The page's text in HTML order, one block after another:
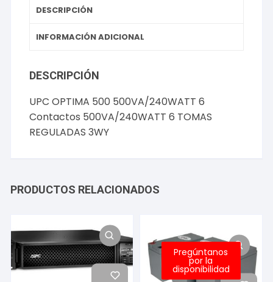
3WY
DESCRIPCIÓN
INFORMACIÓN ADICIONAL
DESCRIPCIÓN
UPC OPTIMA 500 500VA/240WATT 6
Contactos 500VA/240WATT 6 TOMAS
REGULADAS 3WY
PRODUCTOS RELACIONADOS
Pregúntanos
por la
disponibilidad